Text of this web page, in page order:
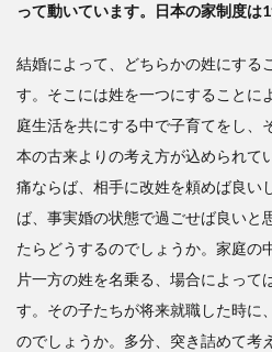
って動いています。日本の家制度は
結婚によって、どちらかの姓にする
す。そこには姓を一つにすることに
庭生活を共にする中で子育てをし、
本の古来よりの考え方が込められて
痛ならば、相手に改姓を頼めば良い
ば、事実婚の状態で過ごせば良いと
たらどうするのでしょうか。家庭の
片一方の姓を名乗る、場合によって
す。その子たちが将来就職した時に
のでしょうか。多分、突き詰めて考